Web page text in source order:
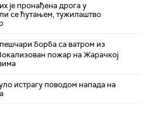
је пронађена дрога у
се ћутањем, тужилаштво
борба са ватром из
пожар на Жарачкој
истрагу поводом напада на